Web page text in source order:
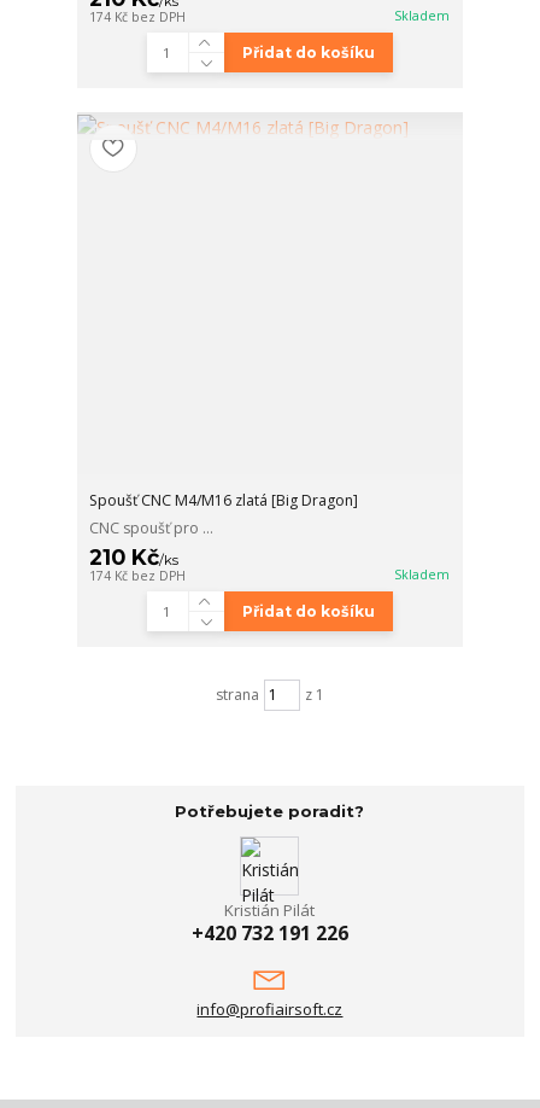
174 Kč bez DPH Skladem
Přidat do košíku
Spoušť CNC M4/M16 zlatá [Big Dragon]
CNC spoušť pro ...
210 Kč/ks
174 Kč bez DPH Skladem
Přidat do košíku
strana z 1
Potřebujete poradit?
Kristián Pilát
+420 732 191 226
info@profiairsoft.cz